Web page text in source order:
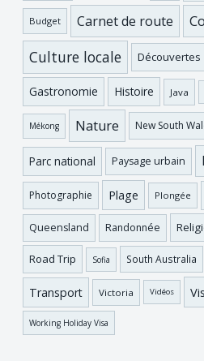
Budget Carnet de route
Culture locale Découvertes
Gastronomie Histoire Java
Mékong Nature New South
Parc national Paysage urbain
Photographie Plage Plongée
Queensland Randonnée
Road Trip Sofia South Australia
Transport Victoria Vidéos
Working Holiday Visa